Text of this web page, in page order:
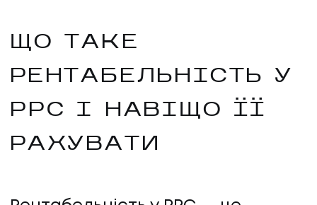
ЩО ТАКЕ
РЕНТАБЕЛЬНІСТЬ У
PPC І НАВІЩО ЇЇ
РАХУВАТИ